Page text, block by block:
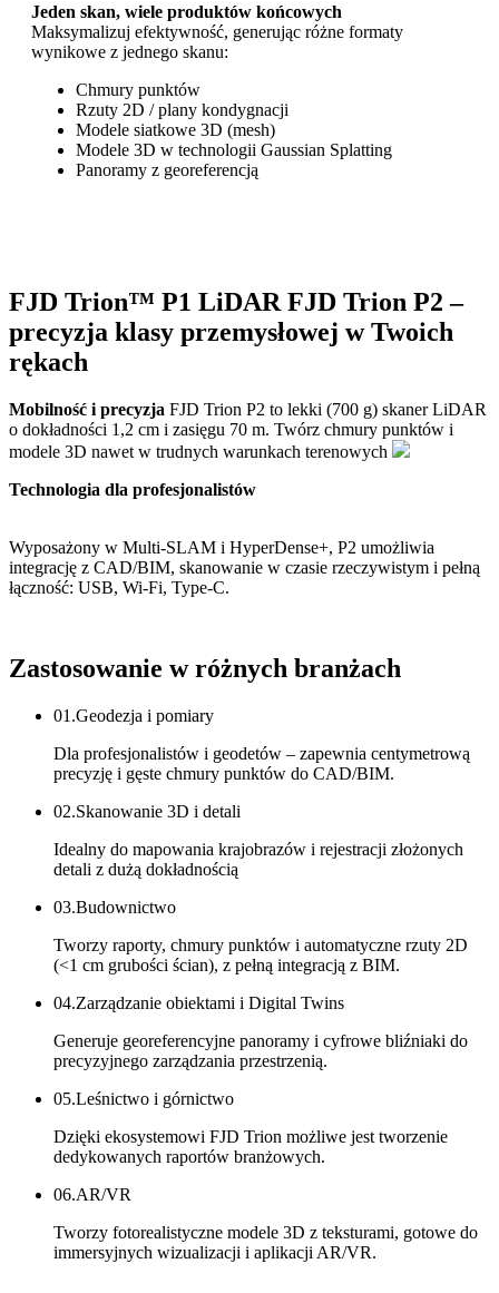
Jeden skan, wiele produktów końcowych
Maksymalizuj efektywność, generując różne formaty
wynikowe z jednego skanu:
Chmury punktów
Rzuty 2D / plany kondygnacji
Modele siatkowe 3D (mesh)
Modele 3D w technologii Gaussian Splatting
Panoramy z georeferencją
FJD Trion™ P1 LiDAR FJD Trion P2 –
precyzja klasy przemysłowej w Twoich
rękach
Mobilność i precyzja FJD Trion P2 to lekki (700 g) skaner LiDAR
o dokładności 1,2 cm i zasięgu 70 m. Twórz chmury punktów i
modele 3D nawet w trudnych warunkach terenowych
Technologia dla profesjonalistów
Wyposażony w Multi-SLAM i HyperDense+, P2 umożliwia
integrację z CAD/BIM, skanowanie w czasie rzeczywistym i pełną
łączność: USB, Wi-Fi, Type-C.
Zastosowanie w różnych branżach
01.Geodezja i pomiary
Dla profesjonalistów i geodetów – zapewnia centymetrową
precyzję i gęste chmury punktów do CAD/BIM.
02.Skanowanie 3D i detali
Idealny do mapowania krajobrazów i rejestracji złożonych
detali z dużą dokładnością
03.Budownictwo
Tworzy raporty, chmury punktów i automatyczne rzuty 2D
(<1 cm grubości ścian), z pełną integracją z BIM.
04.Zarządzanie obiektami i Digital Twins
Generuje georeferencyjne panoramy i cyfrowe bliźniaki do
precyzyjnego zarządzania przestrzenią.
05.Leśnictwo i górnictwo
Dzięki ekosystemowi FJD Trion możliwe jest tworzenie
dedykowanych raportów branżowych.
06.AR/VR
Tworzy fotorealistyczne modele 3D z teksturami, gotowe do
immersyjnych wizualizacji i aplikacji AR/VR.